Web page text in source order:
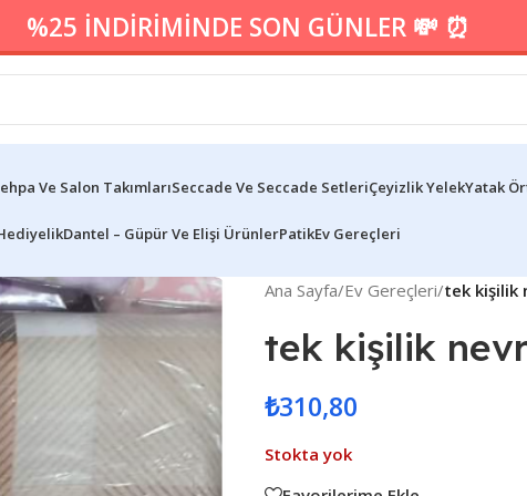
%25 İNDİRİMİNDE SON GÜNLER 💸 ⏰
Ve Salon TakımlarıSeccade Ve Seccade SetleriÇeyizlik YelekYatak
Dantel – Güpür Ve Elişi ÜrünlerPatikEv Gereçleri
Ana Sayfa/Ev Gereçleri/tek kişilik
tek kişilik
₺310,80
Stokta yok